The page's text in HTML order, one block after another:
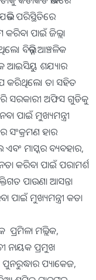
ପରିସ୍ଥିତିରେ
ପାଇଁ ଜିଲ୍ଲା
ବିଭିନ୍ନ ଆଞ୍ଚଳିକ
ଆଇସିୟୁ ଶଯ୍ୟାର
କରିଥିଲେ। ତା ସହିତ
ସରକାରୀ ଅଫିସ ଗୁଡିକୁ
ପାଇଁ ମୁଖ୍ୟମନ୍ତ୍ରୀ
ସଂକ୍ରମଣ ହାର
ମାସ୍କର ବ୍ୟବହାର,
କରିବା ପାଇଁ ପରାମର୍ଶ
ପାଉଣା ଆସନ୍ତା
ପାଇଁ ମୁଖ୍ୟମନ୍ତ୍ରୀ କଡା
ପ୍ରମିଳା ମଲ୍ଲିକ,
ନାୟକ ପ୍ରମୁଖ
ପ୍ୟାକେଜ,